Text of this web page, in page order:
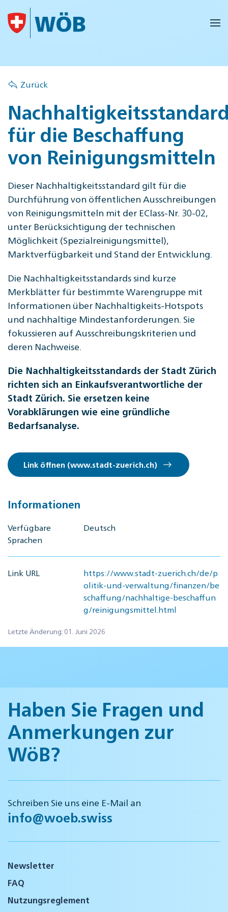
Skip to main content
Zurück
für die Beschaffung
von Reinigungsmitteln
Dieser Nachhaltigkeitsstandard gilt für die
Durchführung von öffentlichen Ausschreibungen
von Reinigungsmitteln mit der EClass-Nr. 30-02,
unter Berücksichtigung der technischen
Möglichkeit (Spezialreinigungsmittel),
Marktverfügbarkeit und Stand der Entwicklung.
Die Nachhaltigkeitsstandards sind kurze
Merkblätter für bestimmte Warengruppe mit
Informationen über Nachhaltigkeits-Hotspots
und nachhaltige Mindestanforderungen. Sie
fokussieren auf Ausschreibungskriterien und
deren Nachweise.
Die Nachhaltigkeitsstandards der Stadt Zürich
richten sich an Einkaufsverantwortliche der
Stadt Zürich. Sie ersetzen keine
Vorabklärungen wie eine gründliche
Bedarfsanalyse.
Link öffnen (www.stadt-zuerich.ch)
Informationen
Verfügbare
Sprachen
Deutsch
Link URL
https://www.stadt-zuerich.ch/de/p
olitik-und-verwaltung/finanzen/be
schaffung/nachhaltige-beschaffun
g/reinigungsmittel.html
Letzte Änderung: 01. Juni 2026
Haben Sie Fragen und
Anmerkungen zur
WöB?
Schreiben Sie uns eine E-Mail an
info@woeb.swiss
Newsletter
FAQ
Nutzungsreglement